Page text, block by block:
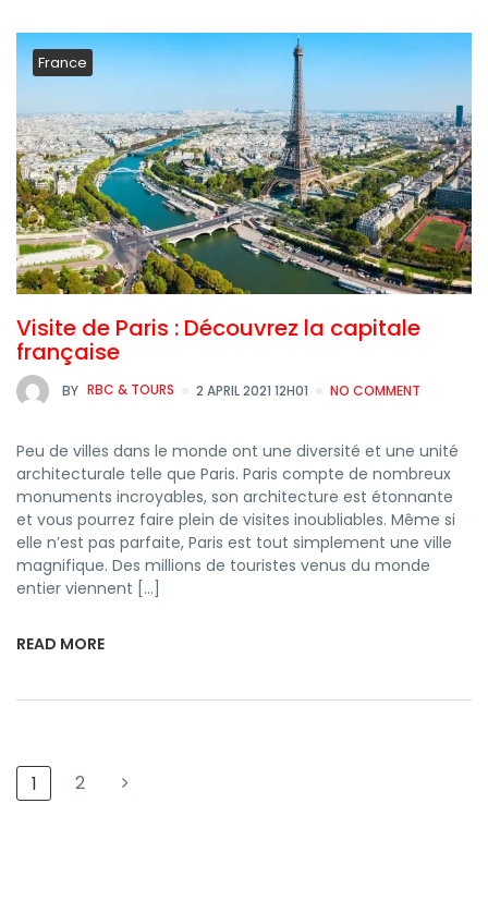
France
Visite de Paris : Découvrez la capitale
française
BY RBC & TOURS 2 APRIL 2021 12H01 NO COMMENT
Peu de villes dans le monde ont une diversité et une unité
architecturale telle que Paris. Paris compte de nombreux
monuments incroyables, son architecture est étonnante
et vous pourrez faire plein de visites inoubliables. Même si
elle n’est pas parfaite, Paris est tout simplement une ville
magnifique. Des millions de touristes venus du monde
entier viennent […]
READ MORE
1 2